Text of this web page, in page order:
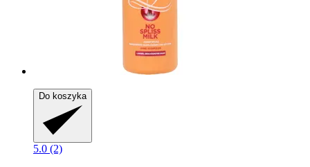
Do koszyka
5.0 (2)